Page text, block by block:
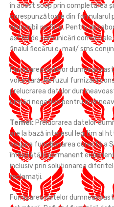
în acest scop prin completarea
corespunzătoare din formularul
disponibil pe Site. Pentru
astfel de comunicări comerciale
finalul fiecărui e-mail/ sms
Furnizarea datelor
voluntară. Refuzul furnizării
prelucrarea datelor
urmări negative pentru
Temei: Prelucrarea datelor
are la bază interesul legitim al
asigura funcționarea corectă a
îmbunătății permanent
inclusiv prin soluționarea
reclamații.
Furnizarea datelor